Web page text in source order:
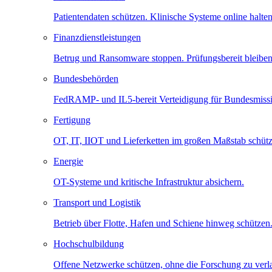
Patientendaten schützen. Klinische Systeme online
Finanzdienstleistungen
Betrug und Ransomware stoppen. Prüfungsbereit
Bundesbehörden
FedRAMP- und IL5-bereit Verteidigung für
Fertigung
OT, IT, IIOT und Lieferketten im großen Maßstab
Energie
OT-Systeme und kritische Infrastruktur absichern.
Transport und Logistik
Betrieb über Flotte, Hafen und Schiene hinweg schützen.
Hochschulbildung
Offene Netzwerke schützen, ohne die Forschung zu